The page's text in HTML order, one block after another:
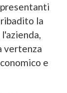
la
vertenza
e